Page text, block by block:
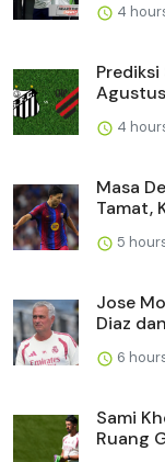
4
4
Masa
Tamat,
5
Jose
Diaz
6
Sami
Ruang